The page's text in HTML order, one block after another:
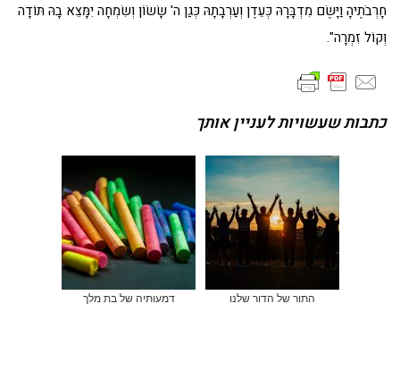
חָרְבֹתֶיהָ וַיָּשֶׂם מִדְבָּרָהּ כְּעֵדֶן וְעַרְבָתָהּ כְּגַן ה' שָׂשׂוֹן וְשִׂמְחָה יִמָּצֵא בָהּ תּוֹדָה
וְקוֹל זִמְרָה".
כתבות שעשויות לעניין אותך
התור של הדור שלנו דמעותיה של בת מלך